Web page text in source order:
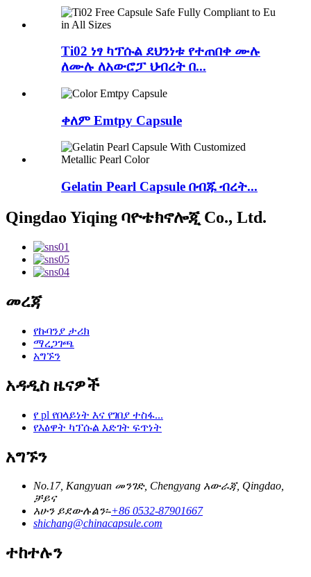
Ti02 ነፃ ካፕሱል ደህንነቱ የተጠበቀ ሙሉ
ለሙሉ ለአውሮፓ ህብረት በ...
ቀለም Emtpy Capsule
Gelatin Pearl Capsule በብጁ ብረት...
Qingdao Yiqing ባዮቴክኖሎጂ Co., Ltd.
መረጃ
የኩባንያ ታሪክ
ማረጋገጫ
አግኙን
አዳዲስ ዜናዎች
የ pl የበላይነት እና የገበያ ተስፋ...
የእፅዋት ካፕሱል እድገት ፍጥነት
አግኙን
No.17, Kangyuan መንገድ, Chengyang አውራጃ, Qingdao,
ቻይና
አሁን ይደውሉልን፡-+86 0532-87901667
shichang@chinacapsule.com
ተከተሉን